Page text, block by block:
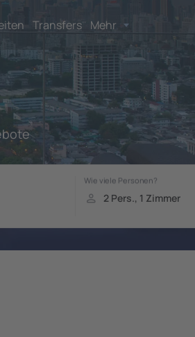
Transfers Mehr